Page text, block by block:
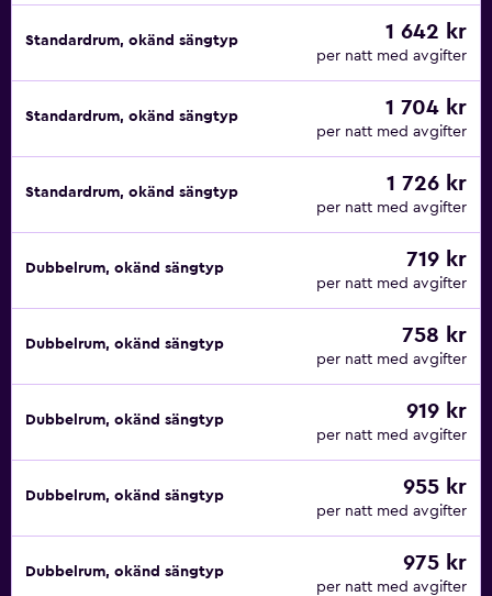
Standardrum, okänd sängtyp 1 642 kr
per natt med avgifter
Standardrum, okänd sängtyp 1 704 kr
per natt med avgifter
Standardrum, okänd sängtyp 1 726 kr
per natt med avgifter
Dubbelrum, okänd sängtyp 719 kr
per natt med avgifter
Dubbelrum, okänd sängtyp 758 kr
per natt med avgifter
Dubbelrum, okänd sängtyp 919 kr
per natt med avgifter
Dubbelrum, okänd sängtyp 955 kr
per natt med avgifter
Dubbelrum, okänd sängtyp 975 kr
per natt med avgifter